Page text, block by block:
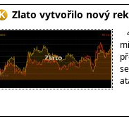
Zlato vytvořilo nový